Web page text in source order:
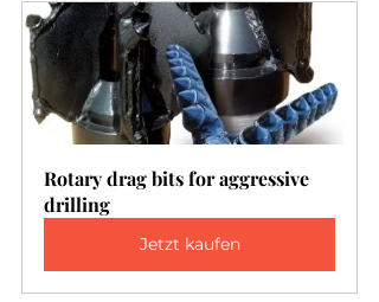
Rotary drag bits for aggressive
drilling
Jetzt kaufen